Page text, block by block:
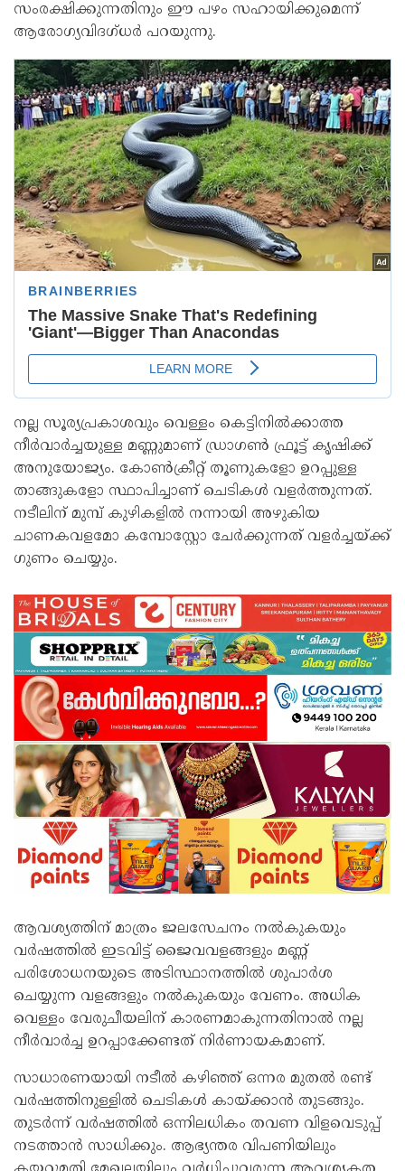
സംരക്ഷിക്കുന്നതിനും ഈ പഴം സഹായിക്കുമെന്ന്
ആരോഗ്യവിദഗ്ധർ പറയുന്നു.
നല്ല സൂര്യപ്രകാശവും വെള്ളം കെട്ടിനിൽക്കാത്ത
നീർവാർച്ചയുള്ള മണ്ണുമാണ് ഡ്രാഗൺ ഫ്രൂട്ട് കൃഷിക്ക്
അനുയോജ്യം. കോൺക്രീറ്റ് തൂണുകളോ ഉറപ്പുള്ള
താങ്ങുകളോ സ്ഥാപിച്ചാണ് ചെടികൾ വളർത്തുന്നത്.
നടീലിന് മുമ്പ് കുഴികളിൽ നന്നായി അഴുകിയ
ചാണകവളമോ കമ്പോസ്റ്റോ ചേർക്കുന്നത് വളർച്ചയ്ക്ക്
ഗുണം ചെയ്യും.
ആവശ്യത്തിന് മാത്രം ജലസേചനം നൽകുകയും
വർഷത്തിൽ ഇടവിട്ട് ജൈവവളങ്ങളും മണ്ണ്
പരിശോധനയുടെ അടിസ്ഥാനത്തിൽ ശുപാർശ
ചെയ്യുന്ന വളങ്ങളും നൽകുകയും വേണം. അധിക
വെള്ളം വേരുചീയലിന് കാരണമാകുന്നതിനാൽ നല്ല
നീർവാർച്ച ഉറപ്പാക്കേണ്ടത് നിർണായകമാണ്.
സാധാരണയായി നടീൽ കഴിഞ്ഞ് ഒന്നര മുതൽ രണ്ട്
വർഷത്തിനുള്ളിൽ ചെടികൾ കായ്ക്കാൻ തുടങ്ങും.
തുടർന്ന് വർഷത്തിൽ ഒന്നിലധികം തവണ വിളവെടുപ്പ്
നടത്താൻ സാധിക്കും. ആഭ്യന്തര വിപണിയിലും